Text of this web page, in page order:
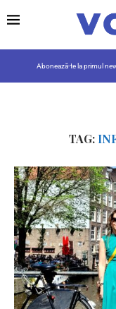
Abonează-te la primul
TAG: